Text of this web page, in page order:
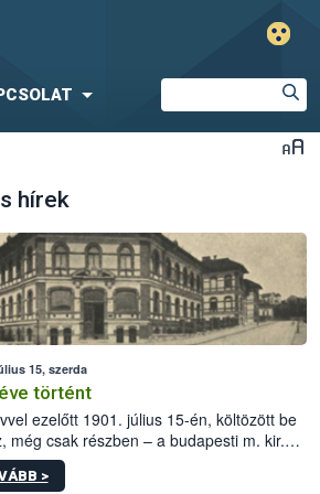
hírek
15, szerda
történt
ezelőtt 1901. július 15-én, költözött be
még csak részben – a budapesti m. kir.
állomás a Kis Rókus utca
alatti, Czigler Győző által tervezett új
>